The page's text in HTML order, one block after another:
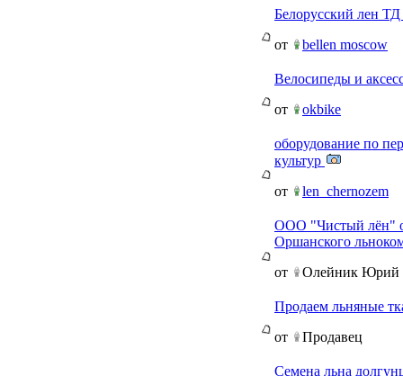
Белорусский лен
от
bellen moscow
Велосипеды и
от
okbike
оборудование по
культур
от
len_chernozem
ООО "Чистый лён"
Оршанского
от
Олейник Юрий
Продаем льняные
от
Продавец
Семена льна